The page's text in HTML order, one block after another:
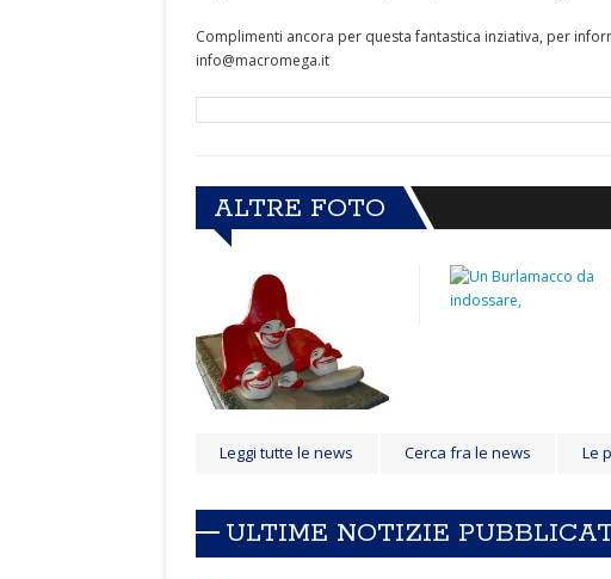
Complimenti ancora per questa fantastica inziativa, per
info@macromega.it
ALTRE FOTO
Leggi tutte le news Cerca fra le news Le
ULTIME NOTIZIE